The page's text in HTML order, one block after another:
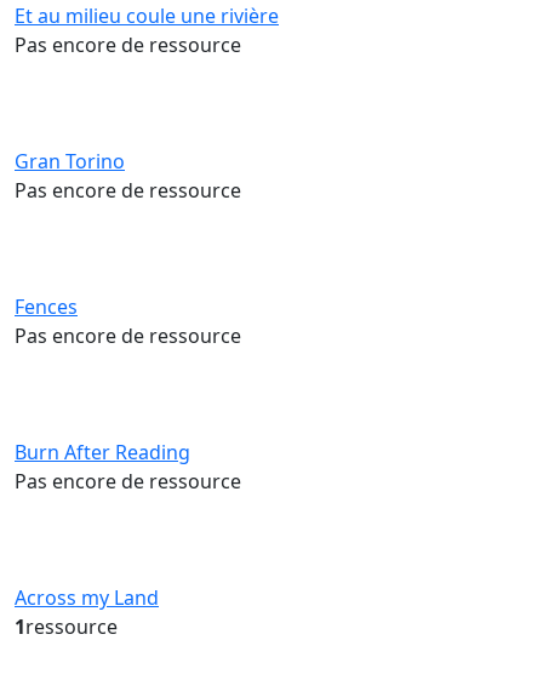
Et au milieu coule une rivière
Pas encore de ressource
Gran Torino
Pas encore de ressource
Fences
Pas encore de ressource
Burn After Reading
Pas encore de ressource
Across my Land
1ressource